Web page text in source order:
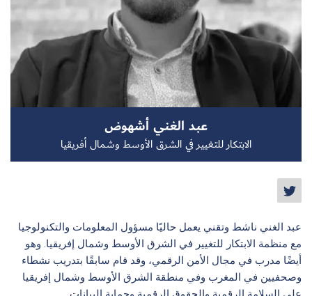
سجل الآن
عبد الغني أشهوض
الابتكار للتغيير في الشرق الأوسط وشمال أفريقيا
عبد الغني ناشط وتقني يعمل حاليًا مسؤول المعلومات والتكنولوجيا
مع منظمة الابتكار للتغيير في الشرق الأوسط وشمال إفريقيا. وهو
أيضًا مدرب في مجال الأمن الرقمي، وقد قام سابقًا بتدريب نشطاء
وصحفيين في المغرب وفي منطقة الشرق الأوسط وشمال إفريقيا